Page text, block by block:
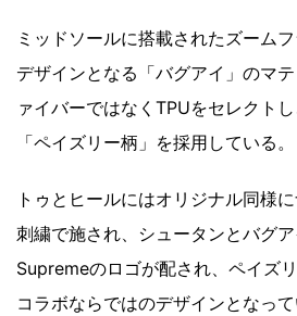
ミッドソールに搭載されたズーム
デザインとなる「バグアイ」のマ
ァイバーではなくTPUをセレクト
「ペイズリー柄」を採用している。
トゥとヒールにはオリジナル同様
刺繍で施され、シュータンとバグ
Supremeのロゴが配され、ペイズ
コラボならではのデザインとなって